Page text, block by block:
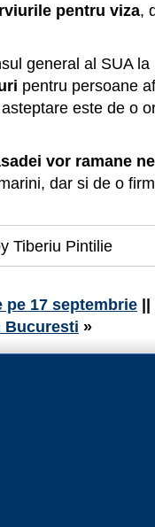
pentru viza,
general al SUA
pentru persoane
este de o
vor ramane
dar si de o
Tiberiu Pintilie
pe 17 septembrie ||
Bucuresti »